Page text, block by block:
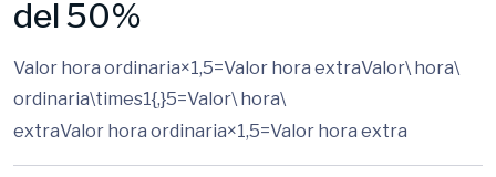
del 50%
Valor hora ordinaria×1,5=Valor hora extraValor\ hora\
ordinaria\times1{,}5=Valor\ hora\
extraValor hora ordinaria×1,5=Valor hora extra